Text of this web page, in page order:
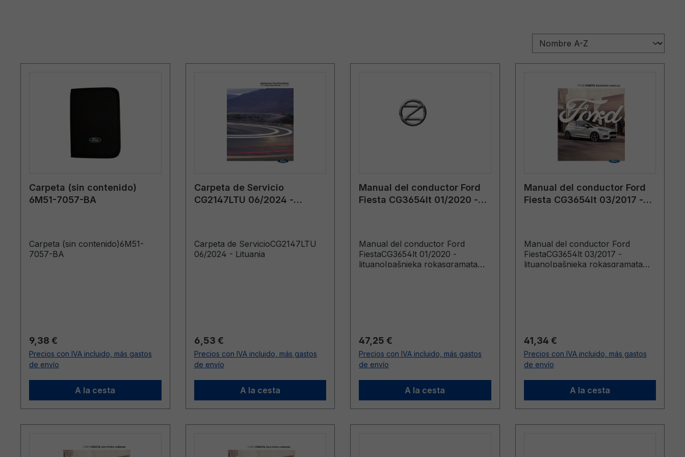
Carpeta (sin contenido)
6M51-7057-BA
Carpeta (sin contenido)6M51-
7057-BA
Precio normal:
9,38 €
Precios con IVA incluido, más gastos
de envío
A la cesta
Carpeta de Servicio
CG2147LTU 06/2024 -
Carpeta de ServicioCG2147LTU
06/2024 - Lituania
Precio normal:
6,53 €
Precios con IVA incluido, más gastos
de envío
A la cesta
Manual del conductor Ford
Fiesta CG3654lt 01/2020 -
Manual del conductor Ford
FiestaCG3654lt 01/2020 -
lituanoIpašnieka rokasgramata
Precio normal:
47,25 €
Precios con IVA incluido, más gastos
de envío
A la cesta
Manual del conductor Ford
Fiesta CG3654lt 03/2017 -
Manual del conductor Ford
FiestaCG3654lt 03/2017 -
lituanoIpašnieka rokasgramata
Precio normal:
41,34 €
Precios con IVA incluido, más gastos
de envío
A la cesta